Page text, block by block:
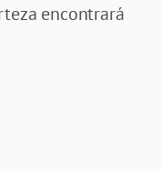
encontrará